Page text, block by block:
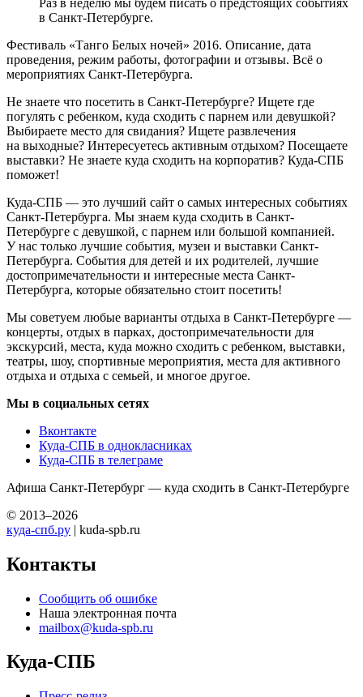
в Санкт-Петербурге.
Фестиваль «Танго Белых ночей» 2016. Описание, дата
проведения, режим работы, фотографии и отзывы. Всё о
мероприятиях Санкт-Петербурга.
Не знаете что посетить в Санкт-Петербурге? Ищете где
погулять с ребенком, куда сходить с парнем или девушкой?
Выбираете место для свидания? Ищете развлечения
на выходные? Интересуетесь активным отдыхом? Посещаете
выставки? Не знаете куда сходить на корпоратив? Куда-СПБ
поможет!
Куда-СПБ — это лучший сайт о самых интересных событиях
Санкт-Петербурга. Мы знаем куда сходить в Санкт-
Петербурге с девушкой, с парнем или большой компанией.
У нас только лучшие события, музеи и выставки Санкт-
Петербурга. События для детей и их родителей, лучшие
достопримечательности и интересные места Санкт-
Петербурга, которые обязательно стоит посетить!
Мы советуем любые варианты отдыха в Санкт-Петербурге —
концерты, отдых в парках, достопримечательности для
экскурсий, места, куда можно сходить с ребенком, выставки,
театры, шоу, спортивные мероприятия, места для активного
отдыха и отдыха с семьей, и многое другое.
Мы в социальных сетях
Вконтакте
Куда-СПБ в однокласниках
Куда-СПБ в телеграме
Афиша Санкт-Петербург — куда сходить в Санкт-Петербурге
© 2013–2026
куда-спб.ру | kuda-spb.ru
Контакты
Сообщить об ошибке
Наша электронная почта
mailbox@kuda-spb.ru
Куда-СПБ